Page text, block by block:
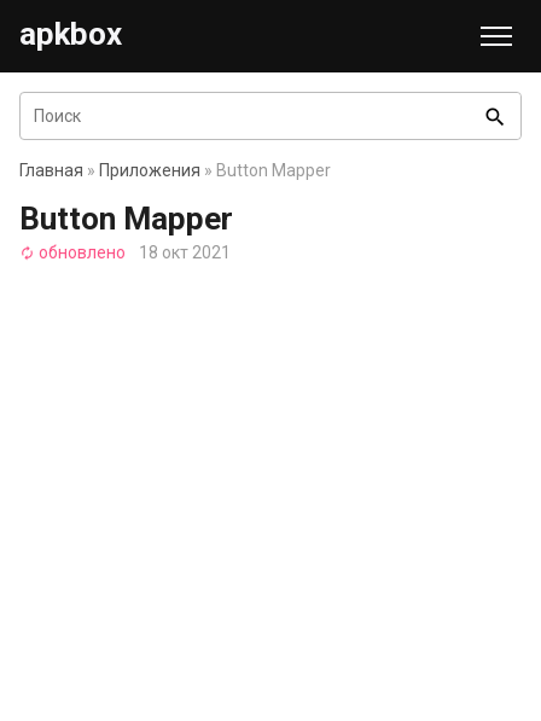
apkbox
search
Главная » Приложения » Button Mapper
Button Mapper
autorenew обновлено 18 окт 2021